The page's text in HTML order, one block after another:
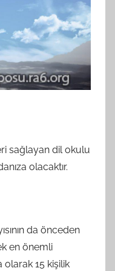
sağlayan dil okulu
olacaktır.
da önceden
en önemli
15 kişilik